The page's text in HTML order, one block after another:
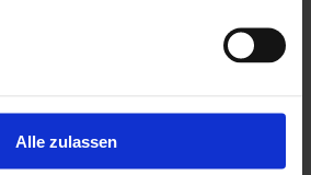
Alle zulassen